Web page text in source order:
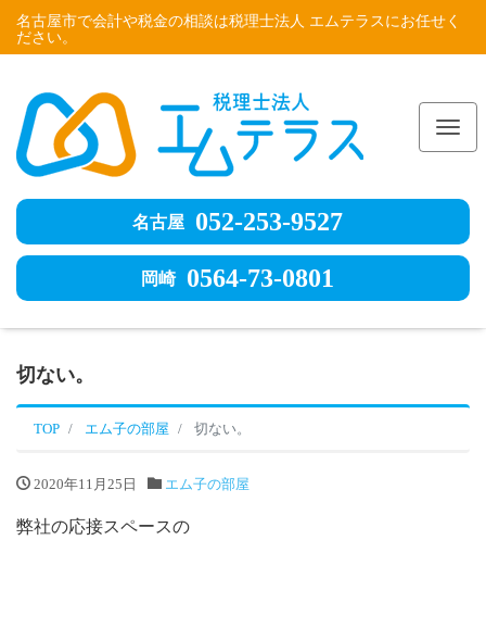
名古屋市で会計や税金の相談は税理士法人 エムテラスにお任せく
ださい。
名古屋 052-253-9527
岡崎 0564-73-0801
切ない。
TOP エム子の部屋 切ない。
2020年11月25日 エム子の部屋
弊社の応接スペースの